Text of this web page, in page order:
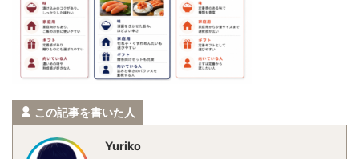
この記事を書いた人
Yuriko